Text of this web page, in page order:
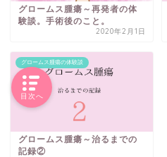
グロームス腫瘍～再発者の体
験談。手術後のこと。
2020年2月1日
グロームス腫瘍の体験談
グロームス腫瘍～治るまでの
記録②
目次へ